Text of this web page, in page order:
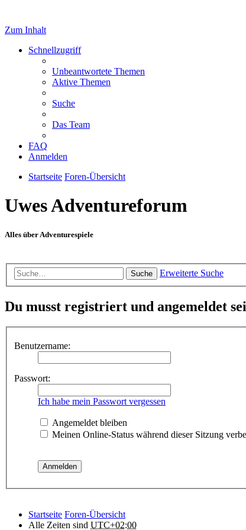
Zum Inhalt
Schnellzugriff
Unbeantwortete Themen
Aktive Themen
Suche
Das Team
FAQ
Anmelden
Startseite Foren-Übersicht
Uwes Adventureforum
Alles über Adventurespiele
Suche Erweiterte Suche
Du musst registriert und angemeldet
Benutzername:
Passwort:
Ich habe mein Passwort vergessen
Angemeldet bleiben
Meinen Online-Status während dieser Sitzung
Startseite Foren-Übersicht
Alle Zeiten sind UTC+02:00